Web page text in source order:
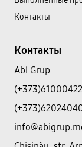
Контакты
Контакты
Abi Grup
(+373)61000422